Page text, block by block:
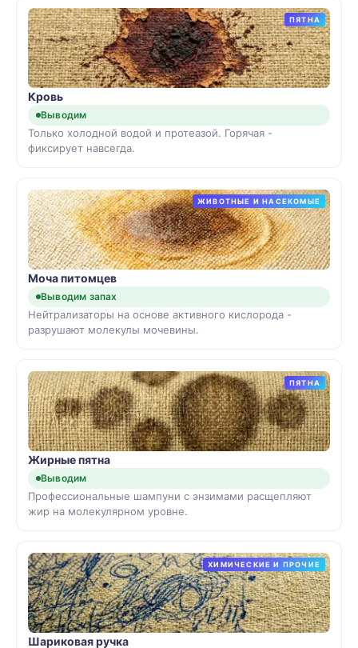
ПЯТНА
Кровь
Выводим
Только холодной водой и протеазой. Горячая -
фиксирует навсегда.
ЖИВОТНЫЕ И НАСЕКОМЫЕ
Моча питомцев
Выводим запах
Нейтрализаторы на основе активного кислорода -
разрушают молекулы мочевины.
ПЯТНА
Жирные пятна
Выводим
Профессиональные шампуни с энзимами расщепляют
жир на молекулярном уровне.
ХИМИЧЕСКИЕ И ПРОЧИЕ
Шариковая ручка